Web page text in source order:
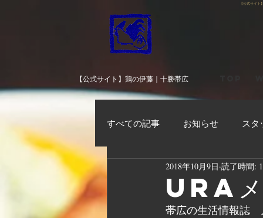
【公式サイ
【公式サイト】鶏の伊藤｜十勝帯広
すべての記事 お知らせ スタ
URAメ
2018年10月9日 読了時間:
帯広の生活情報誌